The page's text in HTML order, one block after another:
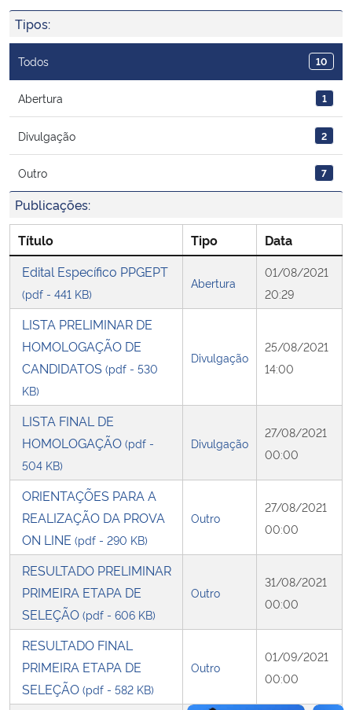
Ministério da Cidadania
Ministério da Saúde
Ministério de Minas e Energia
Ministério da Ciência, Tecnologia, Inovações e Comunicações
Ministério do Meio Ambiente
Ministério do Turismo
Controladoria-Geral da União
Ministério da Mulher, da Família e dos Direitos Humanos
Secretaria-Geral
Secretaria de Governo
Gabinete de Segurança Institucional
Advocacia-Geral da União
Banco Central do Brasil
Planalto
Tipos:
Todos 10
Abertura 1
Divulgação 2
Outro 7
Publicações:
Título Tipo
Data
Edital Específico PPGEPT
(pdf - 441 KB)
Abertura
01/08/2021
20:29
LISTA PRELIMINAR DE
HOMOLOGAÇÃO DE
CANDIDATOS (pdf - 530
KB)
Divulgação
25/08/2021
14:00
LISTA FINAL DE
HOMOLOGAÇÃO (pdf -
504 KB)
Divulgação
27/08/2021
00:00
ORIENTAÇÕES PARA A
REALIZAÇÃO DA PROVA
ON LINE (pdf - 290 KB)
Outro
27/08/2021
00:00
RESULTADO PRELIMINAR
PRIMEIRA ETAPA DE
SELEÇÃO (pdf - 606 KB)
Outro
31/08/2021
00:00
RESULTADO FINAL
PRIMEIRA ETAPA DE
SELEÇÃO (pdf - 582 KB)
Outro
01/09/2021
00:00